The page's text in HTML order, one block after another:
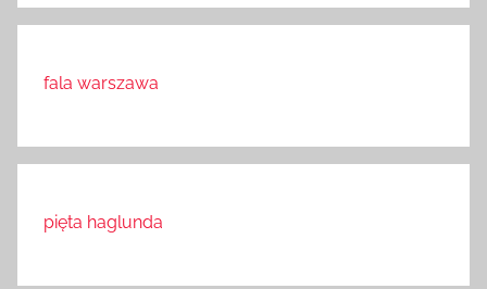
fala warszawa
pięta haglunda